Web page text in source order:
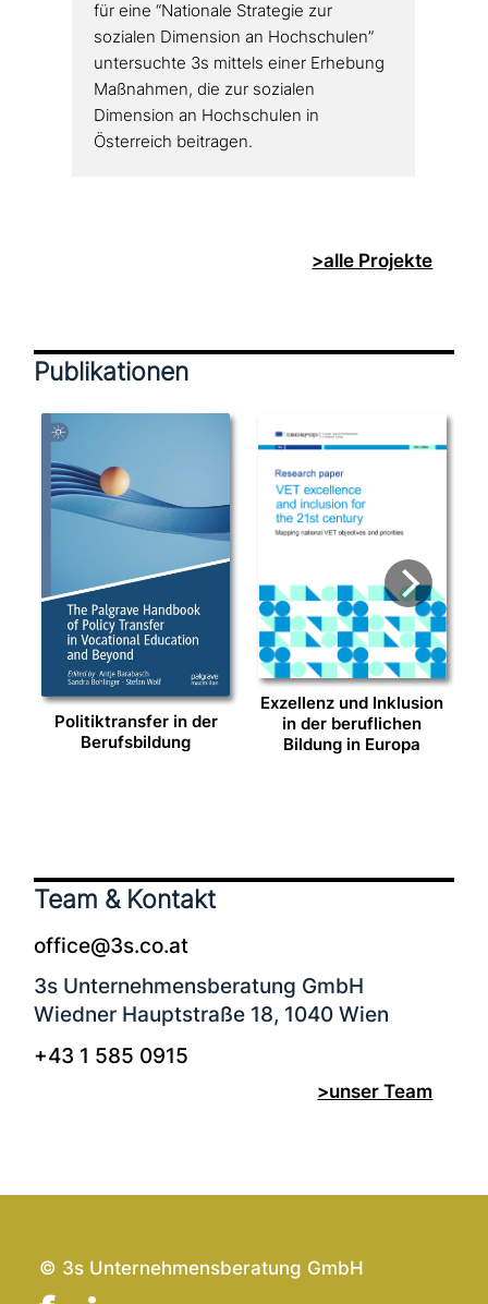
für eine “Nationale Strategie zur
sozialen Dimension an Hochschulen”
unter­such­te 3s mittels einer Erhebung
Maßnahmen, die zur sozialen
Dimension an Hochschulen in
Österreich beitragen.
>alle Projekte
Publikationen
Politiktransfer in der
Berufsbildung
Exzellenz und Inklusion
in der beruf­li­chen
Bildung in Europa
Team & Kontakt
office@3s.co.at
3s Unternehmensberatung GmbH
Wiedner Hauptstraße 18, 1040 Wien
+43 1 585 0915
>unser Team
© 3s Unternehmensberatung GmbH